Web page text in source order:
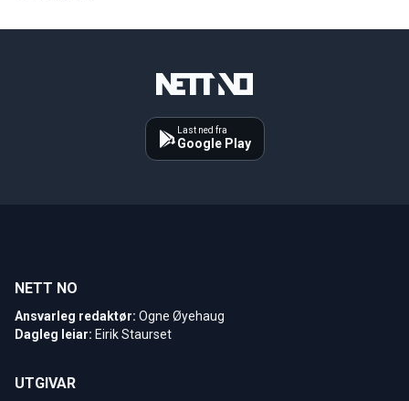
Last ned fra
Google Play
NETT NO
Ansvarleg redaktør: Ogne Øyehaug
Dagleg leiar: Eirik Staurset
UTGIVAR